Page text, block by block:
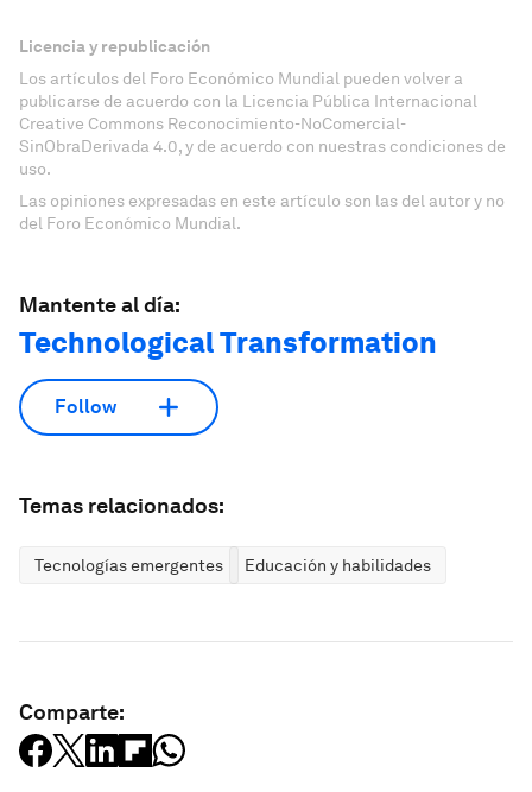
Licencia y republicación
Los artículos del Foro Económico Mundial pueden volver a
publicarse de acuerdo con la Licencia Pública Internacional
Creative Commons Reconocimiento-NoComercial-
SinObraDerivada 4.0, y de acuerdo con nuestras condiciones de
uso.
Las opiniones expresadas en este artículo son las del autor y no
del Foro Económico Mundial.
Mantente al día:
Technological Transformation
Follow
Temas relacionados:
Tecnologías emergentes Educación y habilidades
Comparte: